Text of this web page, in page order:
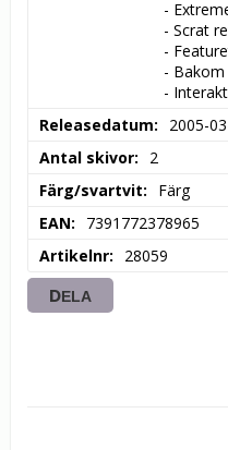
-
- Scrat
-
- Bakom
-
Releasedatum
2005-
Antal skivor
2
Färg/svartvit
Färg
EAN
7391772378965
Artikelnr
28059
DELA